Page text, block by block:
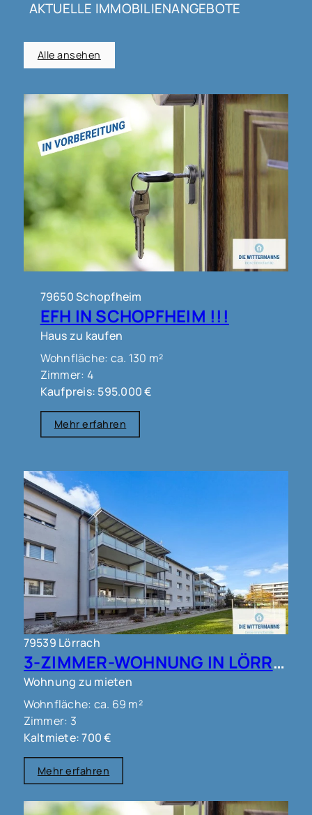
AKTUELLE IMMOBILIENANGEBOTE
Alle ansehen
79650 Schopfheim
EFH IN SCHOPFHEIM !!!
Haus zu kaufen
Wohnfläche: ca. 130 m²
Zimmer: 4
Kaufpreis: 595.000 €
Mehr erfahren
79539 Lörrach
3-ZIMMER-WOHNUNG IN LÖRRACH !!!
Wohnung zu mieten
Wohnfläche: ca. 69 m²
Zimmer: 3
Kaltmiete: 700 €
Mehr erfahren